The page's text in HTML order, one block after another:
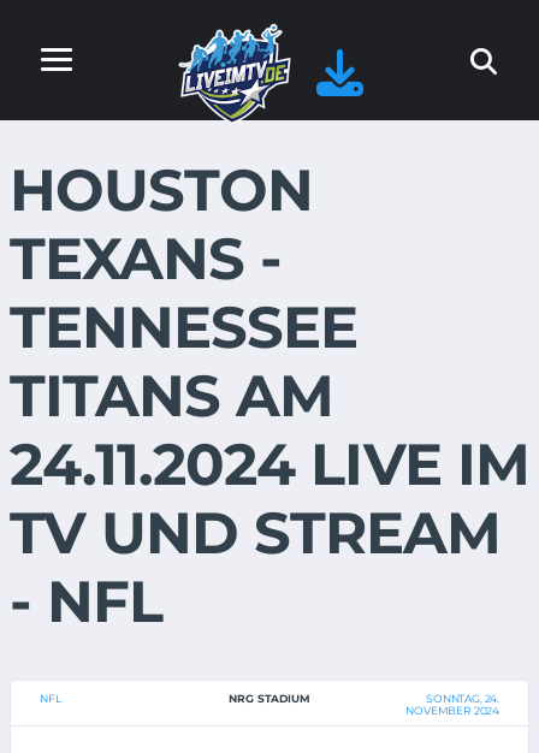
HOUSTON
TEXANS -
TENNESSEE
TITANS AM
24.11.2024 LIVE IM
TV UND STREAM
- NFL
NFL NRG STADIUM
SONNTAG, 24.
NOVEMBER 2024